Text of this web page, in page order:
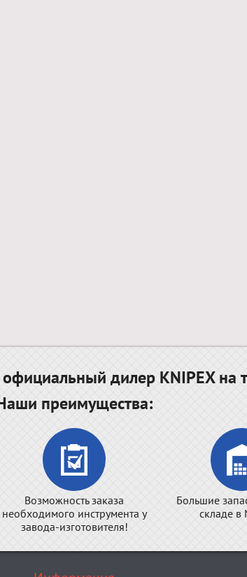
дилер KNIPEX на
преимущества:
Возможность заказа
необходимого инструмента у
завода-изготовителя!
Большие
складе в